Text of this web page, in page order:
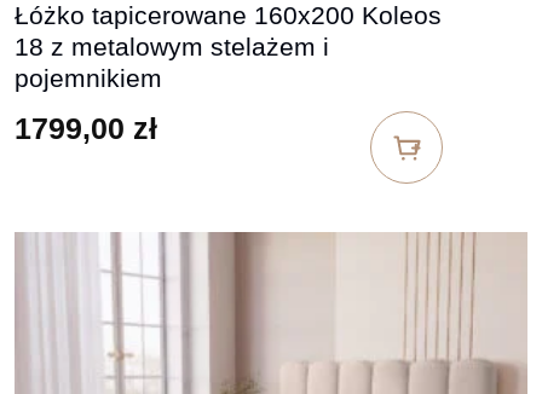
Łóżko tapicerowane 160x200 Koleos
18 z metalowym stelażem i
pojemnikiem
1799,00 zł